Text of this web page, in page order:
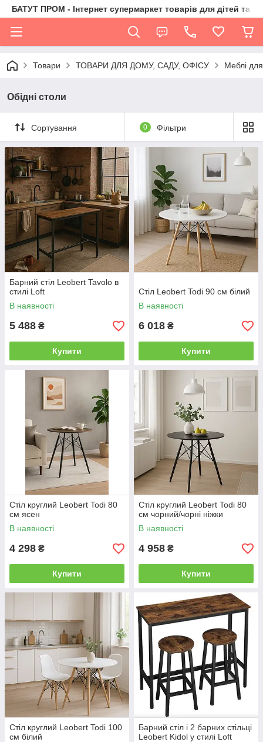
БАТУТ ПРОМ - Інтернет супермаркет товарів для дітей та їх
Товари ТОВАРИ ДЛЯ ДОМУ, САДУ, ОФІСУ Меблі
Обідні столи
Сортування 0 Фільтри
Барний стіл Leobert Tavolo в
стилі Loft
В наявності
5 488 ₴
Купити
Стіл Leobert Todi 90 см білий
В наявності
6 018 ₴
Купити
Стіл круглий Leobert Todi 80
см ясен
В наявності
4 298 ₴
Купити
Стіл круглий Leobert Todi 80
см чорний/чорні ніжки
В наявності
4 958 ₴
Купити
Стіл круглий Leobert Todi 100
см білий
Барний стіл і 2 барних стільці
Leobert Kidol у стилі Loft